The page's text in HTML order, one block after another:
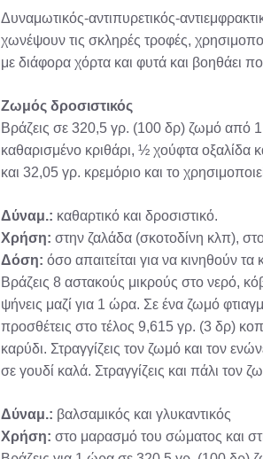
(Twitter)
Δυναμωτικός-αντιπυρετικός-
χωνέψουν τις σκληρές τροφές,
με διάφορα χόρτα και φυτά και βοηθάει
Ζωμός δροσιστικός
Βράζεις σε 320,5 γρ. (100 δρ) ζωμό από
καθαρισμένο κριθάρι, ½ χούφτα οξαλίδα
και 32,05 γρ. κρεμόριο και το
Δύναμ.: καθαρτικό και δροσιστικό.
Χρήση: στην ζαλάδα (σκοτοδίνη κλπ),
Δόση: όσο απαιτείται για να κινηθούν
Βράζεις 8 αστακούς μικρούς στο νερό,
ψήνεις μαζί για 1 ώρα. Σε ένα ζωμό
προσθέτεις στο τέλος 9,615 γρ. (3 δρ)
καρύδι. Στραγγίζεις τον ζωμό και τον
σε γουδί καλά. Στραγγίζεις και πάλι τον
Δύναμ.: βαλσαμικός και γλυκαντικός
Χρήση: στο μαρασμό του σώματος και